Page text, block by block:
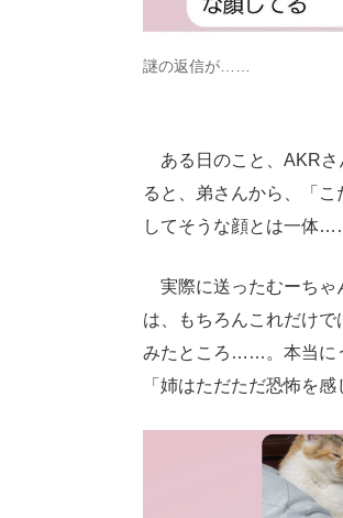
謎の返信が……
ある日のこと、AKRさ
ると、弟さんから、「
してそうな顔とは一体
実際に送ったむーちゃ
は、もちろんこれだけ
みたところ……。本当に
「姉はただただ恐怖を